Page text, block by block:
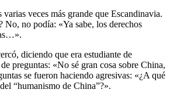
veces más grande que Escandinavia.
No, no podía: «Ya sabe, los derechos
diciendo que era estudiante de
preguntas: «No sé gran cosa sobre China,
se fueron haciendo agresivas: «¿A qué
“humanismo de China”?».